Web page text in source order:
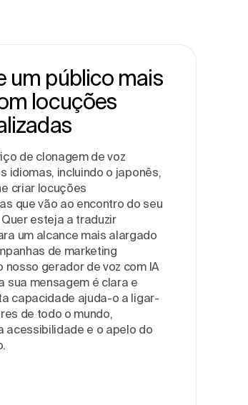
um público mais
locuções
de clonagem de voz
idiomas, incluindo o japonês,
criar locuções
que vão ao encontro do seu
esteja a traduzir
um alcance mais alargado
de marketing
nosso gerador de voz com IA
sua mensagem é clara e
capacidade ajuda-o a ligar-
de todo o mundo,
acessibilidade e o apelo do